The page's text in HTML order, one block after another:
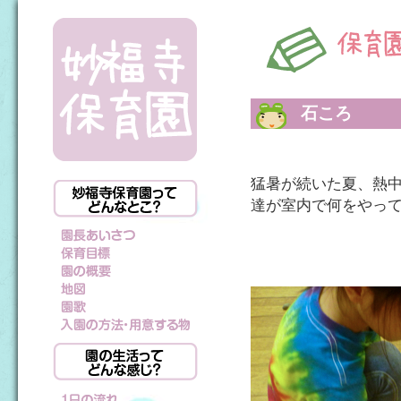
石ころ
猛暑が続いた夏、熱
達が室内で何をやっ